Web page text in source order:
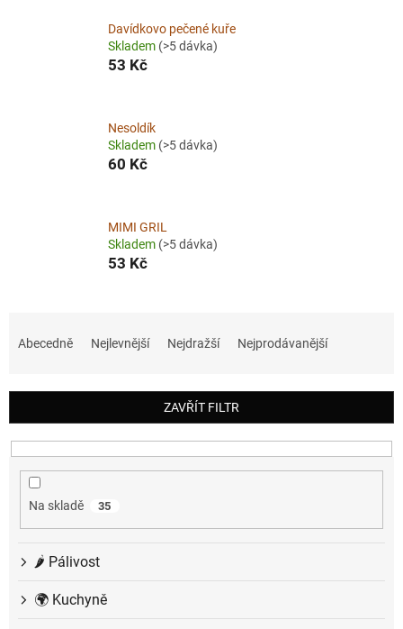
Davídkovo pečené kuře
Skladem (>5 dávka)
53 Kč
Nesoldík
Skladem (>5 dávka)
60 Kč
MIMI GRIL
Skladem (>5 dávka)
53 Kč
í
p
r
Abecedně Nejlevnější Nejdražší Nejprodávanější
ZAVŘÍT FILTR
Na skladě 35
🌶️ Pálivost
🌍 Kuchyně